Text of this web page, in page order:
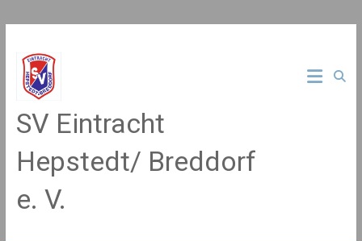
springen
SV Eintracht
Hepstedt/ Breddorf
e. V.